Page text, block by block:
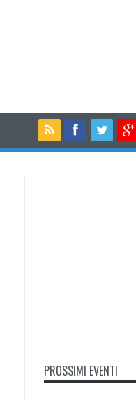
PROSSIMI EVENTI